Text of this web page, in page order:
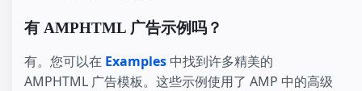
有 AMPHTML 广告示例吗？
有。您可以在 Examples 中找到许多精美的
AMPHTML 广告模板。这些示例使用了 AMP 中的高级